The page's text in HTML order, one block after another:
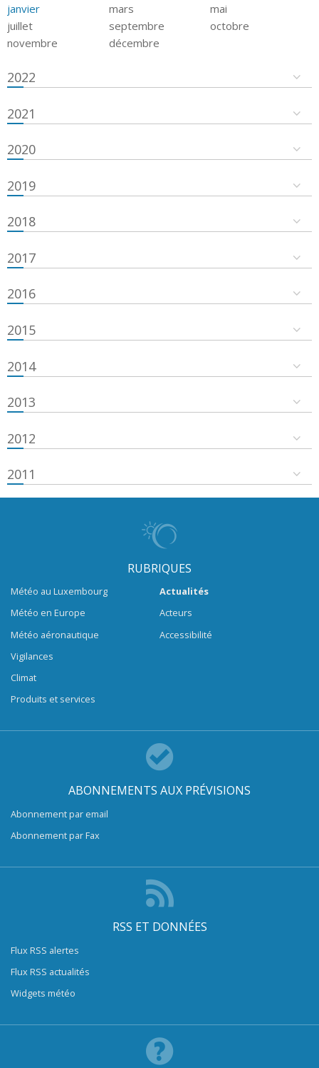
janvier mars
mai
juillet
septembre
octobre
novembre
décembre
2022
2021
2020
2019
2018
2017
2016
2015
2014
2013
2012
2011
RUBRIQUES
Météo au Luxembourg
Météo en Europe
Météo aéronautique
Vigilances
Climat
Produits et services
Actualités
Acteurs
Accessibilité
ABONNEMENTS AUX PRÉVISIONS
Abonnement par email
Abonnement par Fax
RSS ET DONNÉES
Flux RSS alertes
Flux RSS actualités
Widgets météo